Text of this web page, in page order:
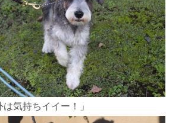
は気持ちイイー！」